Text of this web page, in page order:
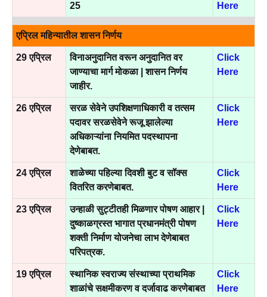
25
Here
एप्रिल महिन्यातील शासन निर्णय
29 एप्रिल
विनाअनुदानित वरून अनुदानित वर
जाण्याचा मार्ग मोकळा | शासन निर्णय
जाहीर.
Click
Here
26 एप्रिल
सरळ सेवेने उपशिक्षणाधिकारी व तत्सम
पदावर सरळसेवेने रूजू झालेल्या
अधिकाऱ्यांना नियमित पदस्थापना
देणेबाबत.
Click
Here
24 एप्रिल
शाळेच्या पहिल्या दिवशी बुट व सॉक्स
वितरित करणेबाबत.
Click
Here
23 एप्रिल
उन्हाळी सुट्टीतही मिळणार पोषण आहार |
दुष्काळग्रस्त भागात प्रधानमंत्री पोषण
शक्ती निर्माण योजनेचा लाभ देणेबाबत
परिपत्रक.
Click
Here
19 एप्रिल
स्थानिक स्वराज्य संस्थाच्या प्राथमिक
शाळांचे सक्षमीकरण व दर्जावाढ करणेबाबत
Click
Here